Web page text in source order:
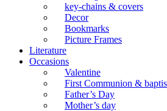
key-chains & covers
Decor
Bookmarks
Picture Frames
Literature
Occasions
Valentine
First Communion &
Father’s Day
Mother’s day